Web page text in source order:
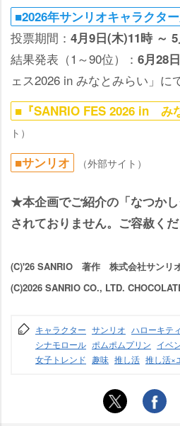
■2026年サンリオキャラクタ
投票期間： 4月9日(木)11時 ～
結果発表（1～90位）： 6月28
ェス2026 in みなとみらい」に
■『SANRIO FES 2026 in み
ト）
■サンリオ （外部サイト）
★本企画でご紹介の「なつか
されておりません。ご容赦くだ
(C)'26 SANRIO 著作 株式会社サンリ
(C)2026 SANRIO CO., LTD.
キャラクター サンリオ ハローキティ
シナモロール ポムポムプリン イベ
女子トレンド 趣味 推し活 推し活×